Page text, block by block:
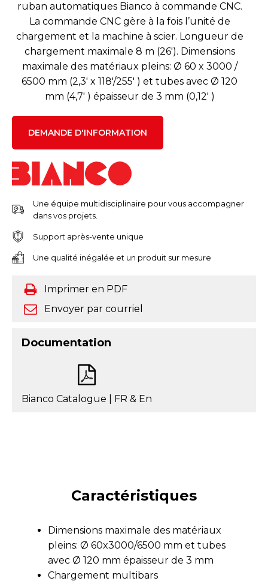
ruban automatiques Bianco à commande CNC.
La commande CNC gère à la fois l’unité de
chargement et la machine à scier. Longueur de
chargement maximale 8 m (26′). Dimensions
maximale des matériaux pleins: Ø 60 x 3000 /
6500 mm (2,3′ x 118′/255′ ) et tubes avec Ø 120
mm (4,7′ ) épaisseur de 3 mm (0,12′ )
DEMANDE D'INFORMATION
Une équipe multidisciplinaire pour vous accompagner
dans vos projets.
Support après-vente unique
Une qualité inégalée et un produit sur mesure
Imprimer en PDF
Envoyer par courriel
Documentation
Bianco Catalogue | FR & En
Caractéristiques
Dimensions maximale des matériaux
pleins: Ø 60x3000/6500 mm et tubes
avec Ø 120 mm épaisseur de 3 mm
Chargement multibars